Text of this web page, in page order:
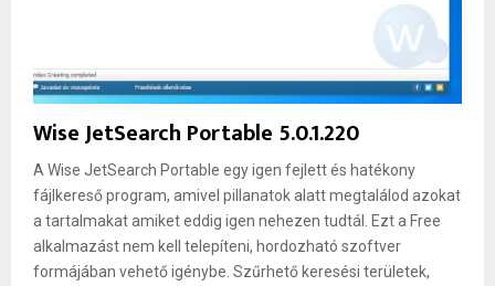
Wise JetSearch Portable 5.0.1.220
A Wise JetSearch Portable egy igen fejlett és hatékony
fájlkereső program, amivel pillanatok alatt megtalálod azokat
a tartalmakat amiket eddig igen nehezen tudtál. Ezt a Free
alkalmazást nem kell telepíteni, hordozható szoftver
formájában vehető igénybe. Szűrhető keresési területek,